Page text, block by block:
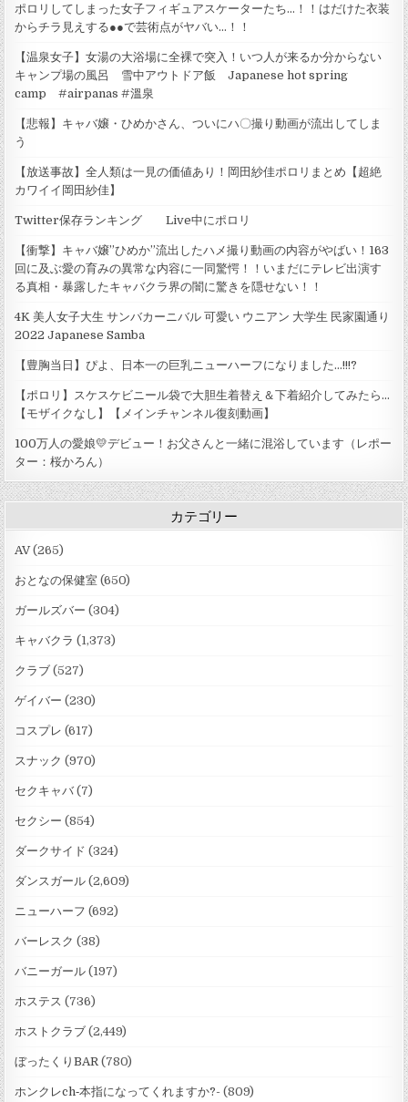
ポロリしてしまった女子フィギュアスケーターたち…！！はだけた衣装
からチラ見えする●●で芸術点がヤバい…！！
【温泉女子】女湯の大浴場に全裸で突入！いつ人が来るか分からない
キャンプ場の風呂 雪中アウトドア飯 Japanese hot spring
camp #airpanas #溫泉
【悲報】キャバ嬢・ひめかさん、ついにハ〇撮り動画が流出してしま
う
【放送事故】全人類は一見の価値あり！岡田紗佳ポロリまとめ【超絶
カワイイ岡田紗佳】
Twitter保存ランキング Live中にポロリ
【衝撃】キャバ嬢”ひめか”流出したハメ撮り動画の内容がやばい！163
回に及ぶ愛の育みの異常な内容に一同驚愕！！いまだにテレビ出演す
る真相・暴露したキャバクラ界の闇に驚きを隠せない！！
4K 美人女子大生 サンバカーニバル 可愛い ウニアン 大学生 民家園通り
2022 Japanese Samba
【豊胸当日】ぴよ、日本一の巨乳ニューハーフになりました…!!!?
【ポロリ】スケスケビニール袋で大胆生着替え＆下着紹介してみたら...
【モザイクなし】【メインチャンネル復刻動画】
100万人の愛娘💛デビュー！お父さんと一緒に混浴しています（レポー
ター：桜かろん）
カテゴリー
AV(265)
おとなの保健室 (650)
ガールズバー (304)
キャバクラ (1,373)
クラブ (527)
ゲイバー (230)
コスプレ (617)
スナック (970)
セクキャバ (7)
セクシー (854)
ダークサイド (324)
ダンスガール (2,609)
ニューハーフ (692)
バーレスク (38)
バニーガール (197)
ホステス (736)
ホストクラブ (2,449)
ぼったくりBAR (780)
ホンクレch‐本指になってくれますか?- (809)